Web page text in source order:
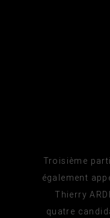
Troisième
également
Thierry
quatre